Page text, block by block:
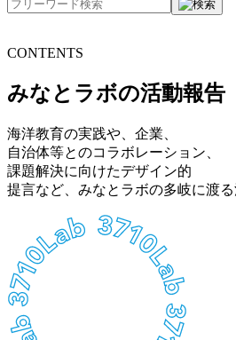
CONTENTS
みなとラボの活動報告
海洋教育の実践や、企業、
自治体等とのコラボレーション、
課題解決に向けたデザイン的
提言など、みなとラボの多岐に渡る